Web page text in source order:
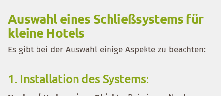
Auswahl eines Schließsystems für
kleine Hotels
Es gibt bei der Auswahl einige Aspekte zu beachten:
1. Installation des Systems: